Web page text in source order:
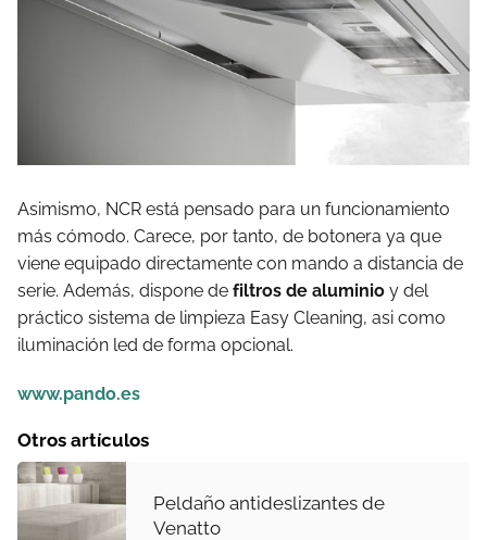
Asimismo, NCR está pensado para un funcionamiento
más cómodo. Carece, por tanto, de botonera ya que
viene equipado directamente con mando a distancia de
serie. Además, dispone de filtros de aluminio y del
práctico sistema de limpieza Easy Cleaning, asi como
iluminación led de forma opcional.
www.pando.es
Otros artículos
Peldaño antideslizantes de
Venatto